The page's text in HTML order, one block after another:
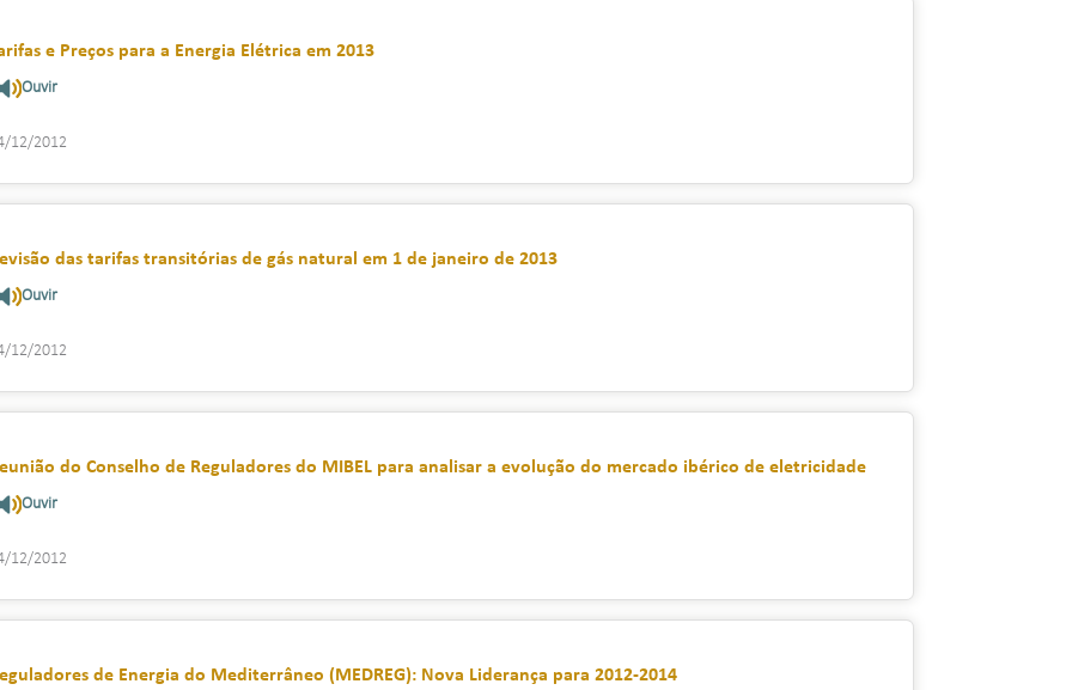
e Preços para a Energia Elétrica em 2013
Ouvir
12/2012
das tarifas transitórias de gás natural em 1 de janeiro de 2013
Ouvir
12/2012
do Conselho de Reguladores do MIBEL para analisar a evolução do mercado ibérico de eletricidade
Ouvir
12/2012
de Energia do Mediterrâneo (MEDREG): Nova Liderança para 2012-2014